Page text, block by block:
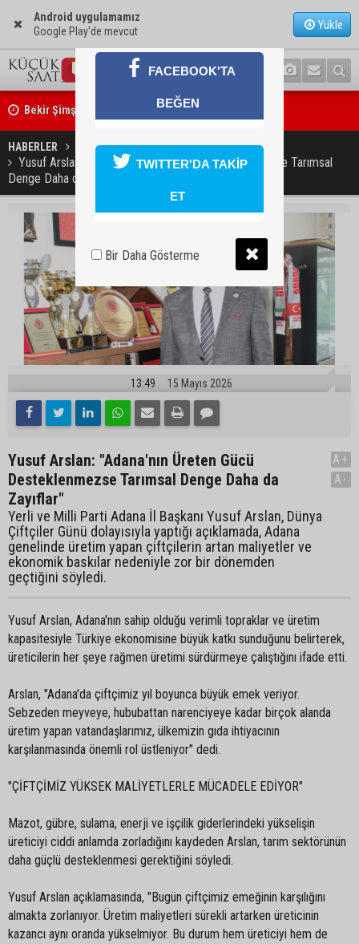
Android uygulamamız
Google Play'de mevcut
Yükle
Bekir Şimşek’ten Mustafa Özkan’a ziyaret
Ceyhan’da asfalt çalışmaları sürüyor
HABERLER SİYASET
Yusuf Arslan: "Adana'nın Üreten Gücü Desteklenmezse Tarımsal
Denge Daha da Zayıflar"
13:49 15 Mayıs 2026
Yusuf Arslan: "Adana'nın Üreten Gücü
Desteklenmezse Tarımsal Denge Daha da
Zayıflar"
Yerli ve Milli Parti Adana İl Başkanı Yusuf Arslan, Dünya
Çiftçiler Günü dolayısıyla yaptığı açıklamada, Adana
genelinde üretim yapan çiftçilerin artan maliyetler ve
ekonomik baskılar nedeniyle zor bir dönemden
geçtiğini söyledi.
A+
A-
Yusuf Arslan, Adana'nın sahip olduğu verimli topraklar ve üretim
kapasitesiyle Türkiye ekonomisine büyük katkı sunduğunu belirterek,
üreticilerin her şeye rağmen üretimi sürdürmeye çalıştığını ifade etti.
Arslan, "Adana'da çiftçimiz yıl boyunca büyük emek veriyor.
Sebzeden meyveye, hububattan narenciyeye kadar birçok alanda
üretim yapan vatandaşlarımız, ülkemizin gıda ihtiyacının
karşılanmasında önemli rol üstleniyor" dedi.
"ÇİFTÇİMİZ YÜKSEK MALİYETLERLE MÜCADELE EDİYOR"
Mazot, gübre, sulama, enerji ve işçilik giderlerindeki yükselişin
üreticiyi ciddi anlamda zorladığını kaydeden Arslan, tarım sektörünün
daha güçlü desteklenmesi gerektiğini söyledi.
Yusuf Arslan açıklamasında, "Bugün çiftçimiz emeğinin karşılığını
almakta zorlanıyor. Üretim maliyetleri sürekli artarken üreticinin
kazancı aynı oranda yükselmiyor. Bu durum hem üreticiyi hem de
FACEBOOK'TA
BEĞEN
TWITTER'DA TAKİP
ET
Bir Daha Gösterme